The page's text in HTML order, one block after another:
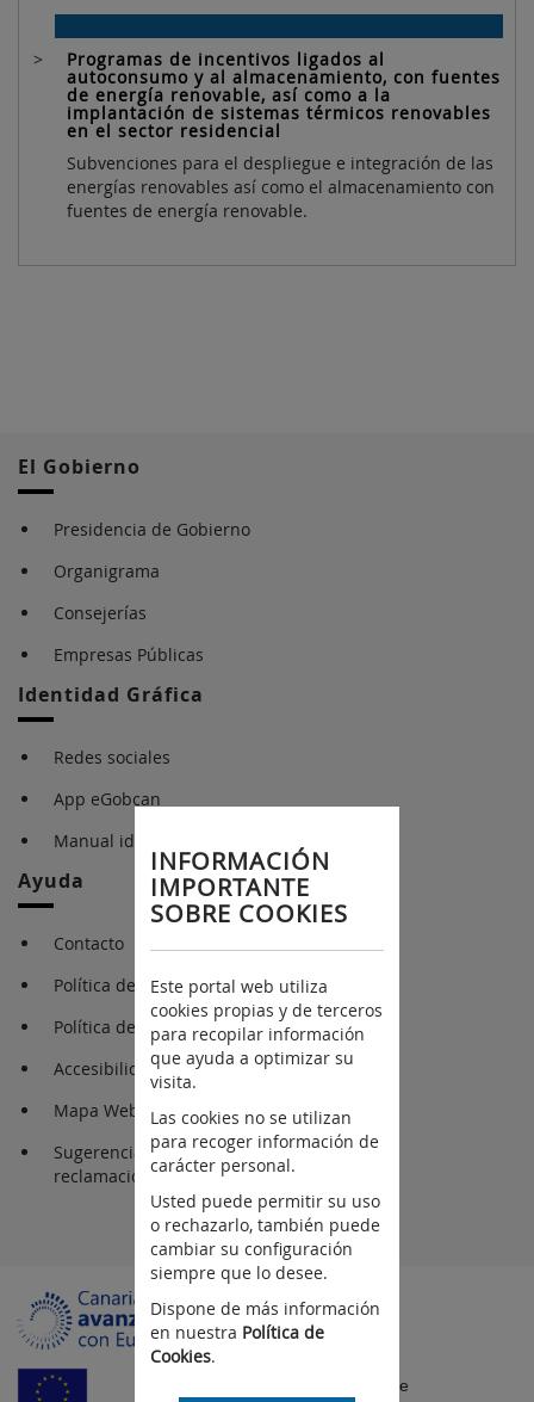
Programas de incentivos ligados al
autoconsumo y al almacenamiento, con fuentes
de energía renovable, así como a la
implantación de sistemas térmicos renovables
en el sector residencial
Subvenciones para el despliegue e integración de las
energías renovables así como el almacenamiento con
fuentes de energía renovable.
El Gobierno
Presidencia de Gobierno
Organigrama
Consejerías
Empresas Públicas
Identidad Gráfica
Redes sociales
App eGobcan
Manual identidad gráfica
Ayuda
Contacto
Política de Cookies
Política de Privacidad
Accesibilidad
Mapa Web
Sugerencias y
reclamaciones
Fondo Europeo de
INFORMACIÓN
IMPORTANTE
SOBRE COOKIES
Este portal web utiliza
cookies propias y de terceros
para recopilar información
que ayuda a optimizar su
visita.
Las cookies no se utilizan
para recoger información de
carácter personal.
Usted puede permitir su uso
o rechazarlo, también puede
cambiar su configuración
siempre que lo desee.
Dispone de más información
en nuestra Política de
Cookies.